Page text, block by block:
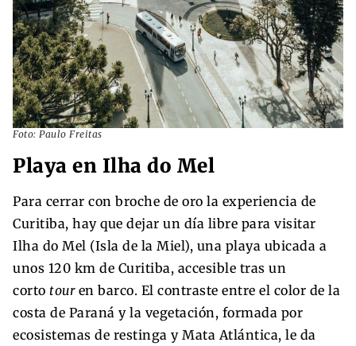
Foto: Paulo Freitas
Playa en Ilha do Mel
Para cerrar con broche de oro la experiencia de
Curitiba, hay que dejar un día libre para visitar
Ilha do Mel (Isla de la Miel), una playa ubicada a
unos 120 km de Curitiba, accesible tras un
corto touren barco. El contraste entre el color de la
costa de Paraná y la vegetación, formada por
ecosistemas de restinga y Mata Atlántica, le da